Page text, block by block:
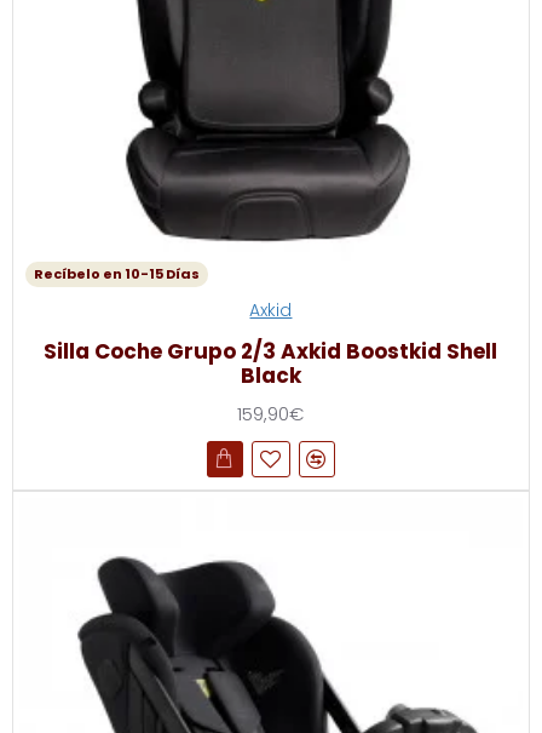
Recíbelo en 10-15 Días
Axkid
Silla Coche Grupo 2/3 Axkid Boostkid Shell
Black
159,90€